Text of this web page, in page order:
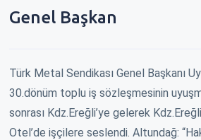
Genel Başkan
Türk Metal Sendikası Genel Başkanı
30.dönüm toplu iş sözleşmesinin
sonrası Kdz.Ereğli’ye gelerek
Otel’de işçilere seslendi. Altundağ: